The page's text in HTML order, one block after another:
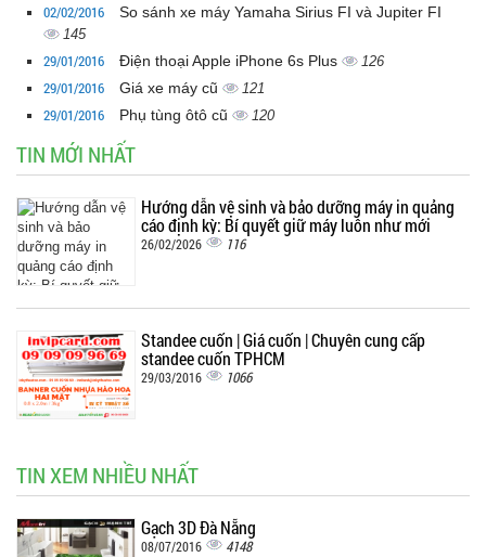
02/02/2016 So sánh xe máy Yamaha Sirius FI và Jupiter FI
145
29/01/2016 Điện thoại Apple iPhone 6s Plus 126
29/01/2016 Giá xe máy cũ 121
29/01/2016 Phụ tùng ôtô cũ 120
TIN MỚI NHẤT
Hướng dẫn vệ sinh và bảo dưỡng máy in quảng
cáo định kỳ: Bí quyết giữ máy luôn như mới
26/02/2026 116
Standee cuốn | Giá cuốn | Chuyên cung cấp
standee cuốn TPHCM
29/03/2016 1066
TIN XEM NHIỀU NHẤT
Gạch 3D Đà Nẵng
08/07/2016 4148